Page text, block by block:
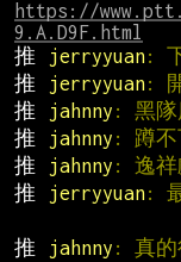
https://
9.A.D9F.html
推
jerryyuan:
推
jerryyuan:
推
jahnny : 黑隊
推
jahnny : 蹲不
推
jahnny : 逸祥
推
jerryyuan:
推
jahnny : 真的